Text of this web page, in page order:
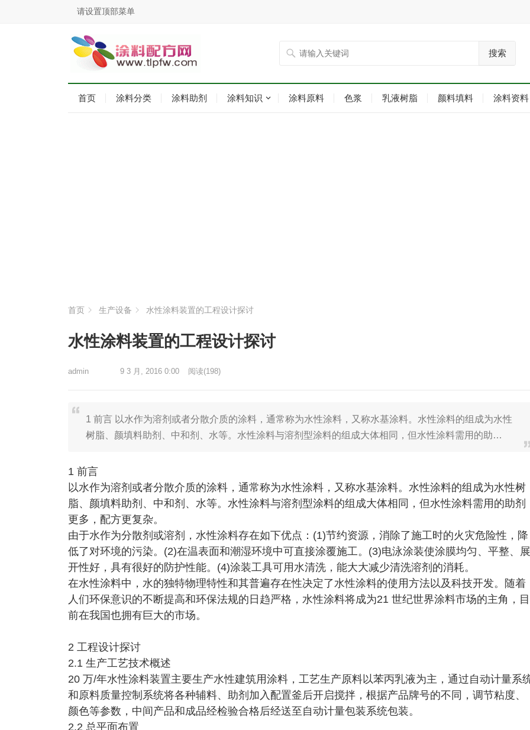
请设置顶部菜单
搜索
首页 涂料分类 涂料助剂 涂料知识 涂料原料 色浆 乳液树脂 颜料填料 涂料资料
首页 生产设备 水性涂料装置的工程设计探讨
水性涂料装置的工程设计探讨
admin 9 3 月, 2016 0:00 阅读(198)
1 前言 以水作为溶剂或者分散介质的涂料，通常称为水性涂料，又称水基涂料。水性涂料的组成为水性
树脂、颜填料助剂、中和剂、水等。水性涂料与溶剂型涂料的组成大体相同，但水性涂料需用的助…
1 前言
以水作为溶剂或者分散介质的涂料，通常称为水性涂料，又称水基涂料。水性涂料的组成为水性树
脂、颜填料助剂、中和剂、水等。水性涂料与溶剂型涂料的组成大体相同，但水性涂料需用的助剂
更多，配方更复杂。
由于水作为分散剂或溶剂，水性涂料存在如下优点：(1)节约资源，消除了施工时的火灾危险性，降
低了对环境的污染。(2)在温表面和潮湿环境中可直接涂覆施工。(3)电泳涂装使涂膜均匀、平整、展
开性好，具有很好的防护性能。(4)涂装工具可用水清洗，能大大减少清洗溶剂的消耗。
在水性涂料中，水的独特物理特性和其普遍存在性决定了水性涂料的使用方法以及科技开发。随着
人们环保意识的不断提高和环保法规的日趋严格，水性涂料将成为21 世纪世界涂料市场的主角，目
前在我国也拥有巨大的市场。
2 工程设计探讨
2.1 生产工艺技术概述
20 万/年水性涂料装置主要生产水性建筑用涂料，工艺生产原料以苯丙乳液为主，通过自动计量系
和原料质量控制系统将各种辅料、助剂加入配置釜后开启搅拌，根据产品牌号的不同，调节粘度、
颜色等参数，中间产品和成品经检验合格后经送至自动计量包装系统包装。
2.2 总平面布置